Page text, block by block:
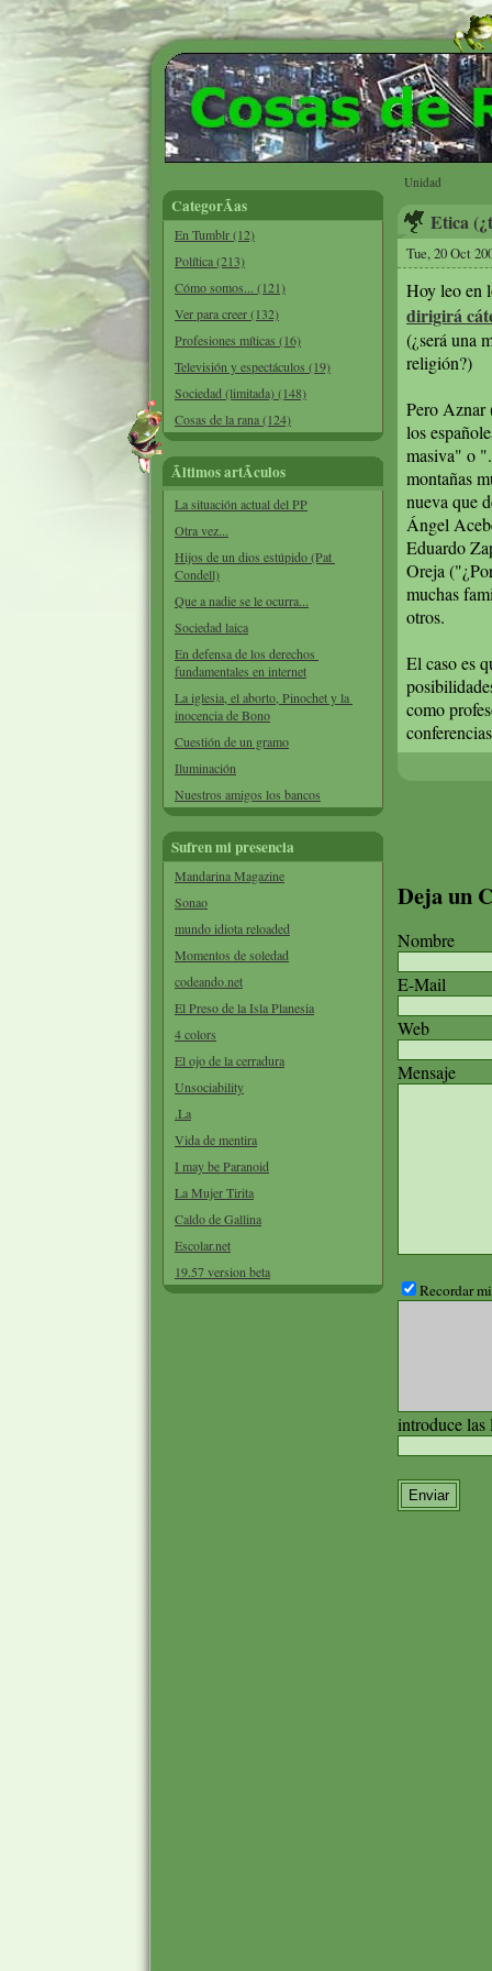
Unidad
CategorÃ­as
En Tumblr (12)
Política (213)
Cómo somos... (121)
Ver para creer (132)
Profesiones míticas (16)
Televisión y espectáculos (19)
Sociedad (limitada) (148)
Cosas de la rana (124)
Ãltimos artÃ­culos
La situación actual del PP
Otra vez...
Hijos de un dios estúpido (Pat
Condell)
Que a nadie se le ocurra...
Sociedad laica
En defensa de los derechos
fundamentales en internet
La iglesia, el aborto, Pinochet y la
inocencia de Bono
Cuestión de un gramo
Iluminación
Nuestros amigos los bancos
Sufren mi presencia
Mandarina Magazine
Sonao
mundo idiota reloaded
Momentos de soledad
codeando.net
El Preso de la Isla Planesia
4 colors
El ojo de la cerradura
Unsociability
.La
Vida de mentira
I may be Paranoid
La Mujer Tirita
Caldo de Gallina
Escolar.net
19.57 version beta
Etica
Tue, 20 Oct
Hoy leo en
dirigirá
(¿será una
religión?)
Pero Aznar
los
masiva" o
montañas
nueva que
Ángel
Eduardo
Oreja
muchas
otros.
El caso es
como
Deja un
Nombre
E-Mail
Web
Mensaje
Recordar
introduce las